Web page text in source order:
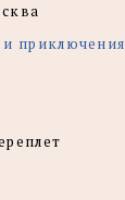
приключения